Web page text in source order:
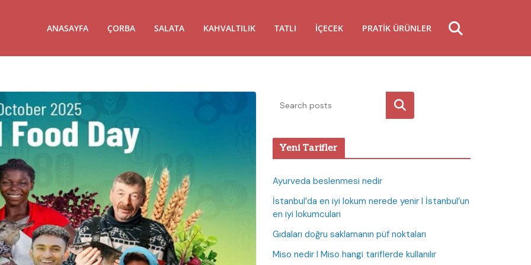
ANASAYFA ÇORBA SALATA KAHVALTILIK TATLI İÇECEK PRATIK ÜRÜNLER
Ara
Yeni Tarifler
Ayurveda beslenmesi nedir
İstanbul’da en iyi lokum nerede yenir I İstanbul’un
en iyi lokumcuları
Gıdaları doğru saklamanın püf noktaları
Miso nedir I Miso hangi tariflerde kullanılır